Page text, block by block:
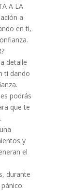
A LA
a
en ti,
detalle
ti dando
podrás
que te
y
el
durante